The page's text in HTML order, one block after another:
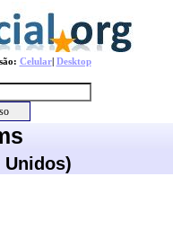
Celular| Desktop
Unidos)